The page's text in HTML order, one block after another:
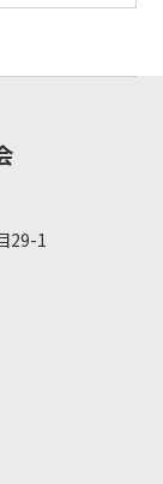
29-1